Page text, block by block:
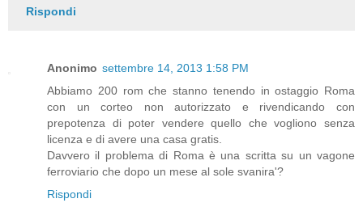
Rispondi
Anonimo settembre 14, 2013 1:58 PM
Abbiamo 200 rom che stanno tenendo in ostaggio Roma
con un corteo non autorizzato e rivendicando con
prepotenza di poter vendere quello che vogliono senza
licenza e di avere una casa gratis.
Davvero il problema di Roma è una scritta su un vagone
ferroviario che dopo un mese al sole svanira'?
Rispondi